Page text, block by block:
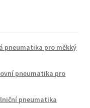
pneumatika pro měkký
pneumatika pro
pneumatika